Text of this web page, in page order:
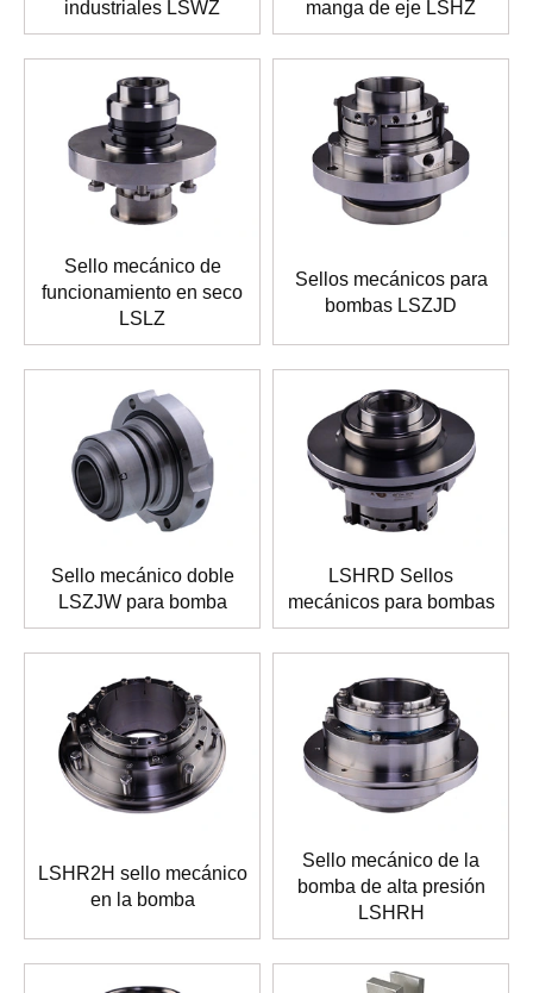
industriales LSWZ
manga de eje LSHZ
Sello mecánico de
funcionamiento en seco
LSLZ
Sellos mecánicos para
bombas LSZJD
Sello mecánico doble
LSZJW para bomba
LSHRD Sellos
mecánicos para bombas
LSHR2H sello mecánico
en la bomba
Sello mecánico de la
bomba de alta presión
LSHRH